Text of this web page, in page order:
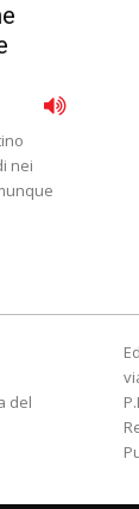
nei
del